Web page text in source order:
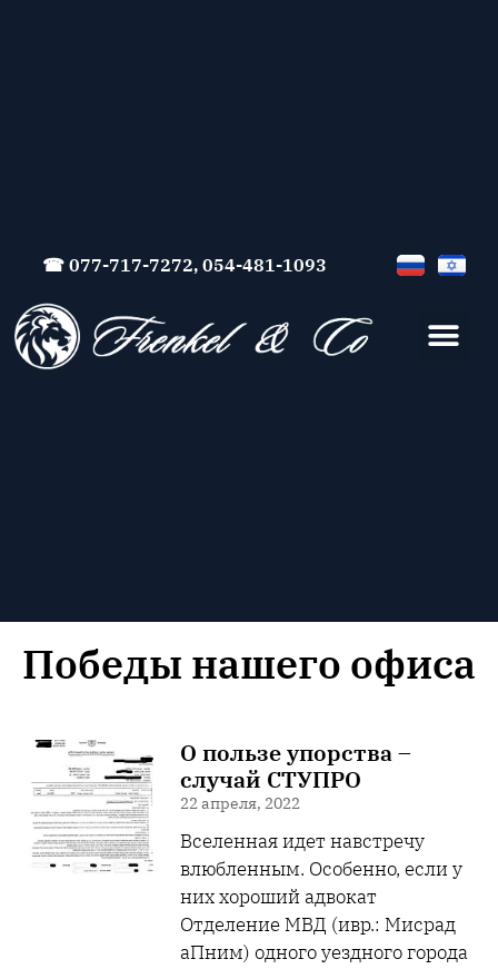
☎ 077-717-7272, 054-481-1093
Победы нашего офиса
О пользе упорства –
случай СТУПРО
22 апреля, 2022
Вселенная идет навстречу
влюбленным. Особенно, если у
них хороший адвокат
Отделение МВД (ивр.: Мисрад
аПним) одного уездного города